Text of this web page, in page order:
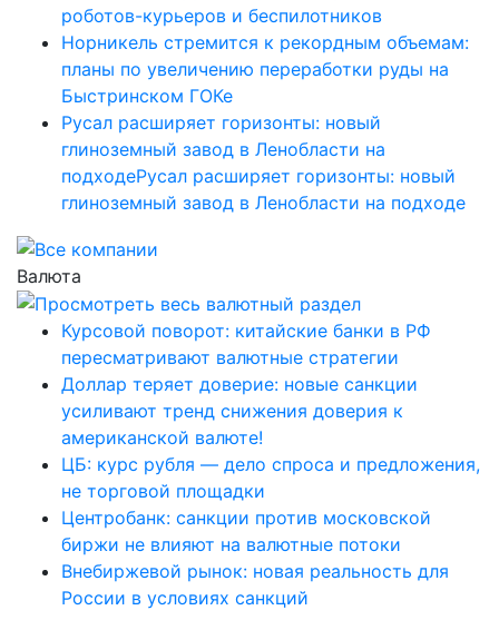
роботов-курьеров и беспилотников
Норникель стремится к рекордным объемам:
планы по увеличению переработки руды на
Быстринском ГОКе
Русал расширяет горизонты: новый
глиноземный завод в Ленобласти на
подходеРусал расширяет горизонты: новый
глиноземный завод в Ленобласти на подходе
Валюта
Курсовой поворот: китайские банки в РФ
пересматривают валютные стратегии
Доллар теряет доверие: новые санкции
усиливают тренд снижения доверия к
американской валюте!
ЦБ: курс рубля — дело спроса и предложения,
не торговой площадки
Центробанк: санкции против московской
биржи не влияют на валютные потоки
Внебиржевой рынок: новая реальность для
России в условиях санкций